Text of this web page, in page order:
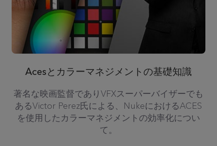
Acesとカラーマネジメントの基礎知識
著名な映画監督でありVFXスーパーバイザーでも
あるVictor Perez氏による、NukeにおけるACES
を使用したカラーマネジメントの効率化につい
て。